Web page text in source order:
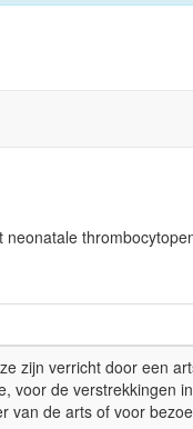
zijn verricht door een
voor de verstrekkingen
van de arts of voor